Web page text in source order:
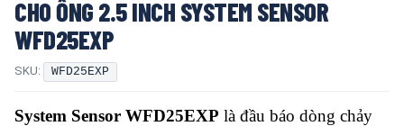
CHO ỐNG 2.5 INCH SYSTEM SENSOR
WFD25EXP
SKU: WFD25EXP
System Sensor WFD25EXP là đầu báo dòng chảy